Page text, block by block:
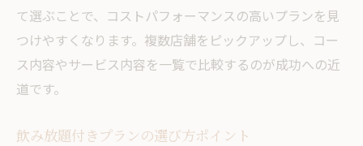
て選ぶことで、コストパフォーマンスの高いプランを見
つけやすくなります。複数店舗をピックアップし、コー
ス内容やサービス内容を一覧で比較するのが成功への近
道です。
飲み放題付きプランの選び方ポイント